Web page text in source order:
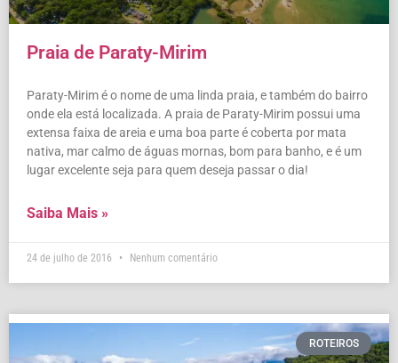
Praia de Paraty-Mirim
Paraty-Mirim é o nome de uma linda praia, e também do bairro
onde ela está localizada. A praia de Paraty-Mirim possui uma
extensa faixa de areia e uma boa parte é coberta por mata
nativa, mar calmo de águas mornas, bom para banho, e é um
lugar excelente seja para quem deseja passar o dia!
Saiba Mais »
24 de julho de 2016 Nenhum comentário
ROTEIROS